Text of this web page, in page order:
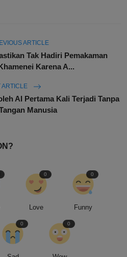
ARTICLE
Tak Hadiri Pemakaman
Karena A...
ARTICLE
AI Pertama Kali Terjadi Tanpa
Manusia
Love
0
Funny
0
0 0